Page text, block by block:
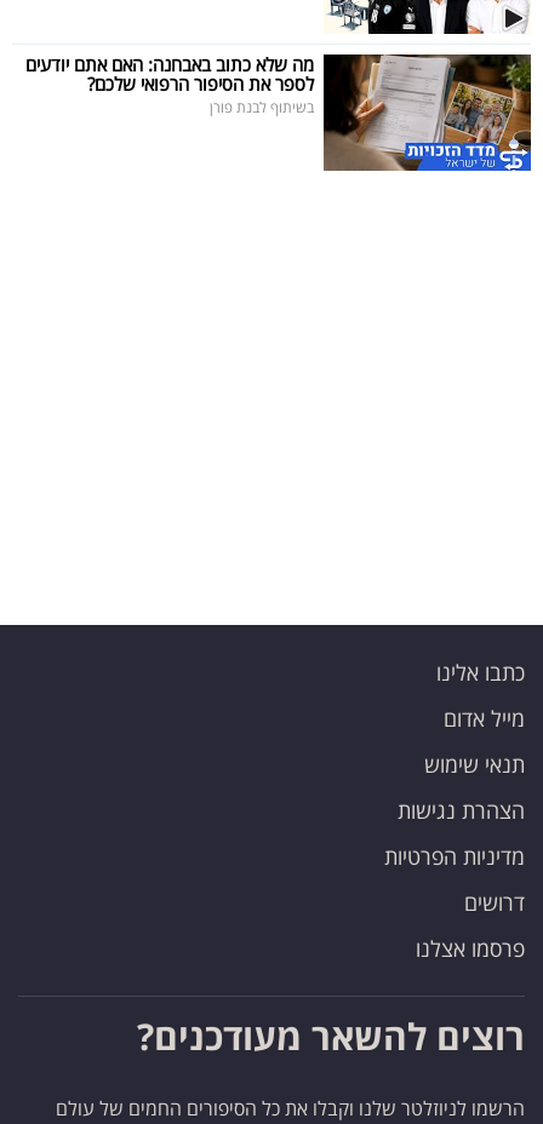
פרסמו
באייס
עקבו
מה שלא כתוב באבחנה: האם אתם יודעים
לספר את הסיפור הרפואי שלכם?
בשיתוף לבנת פורן
כתבו אלינו
מייל אדום
תנאי שימוש
הצהרת נגישות
מדיניות הפרטיות
דרושים
פרסמו אצלנו
רוצים להשאר מעודכנים?
הרשמו לניוזלטר שלנו וקבלו את כל הסיפורים החמים של עולם